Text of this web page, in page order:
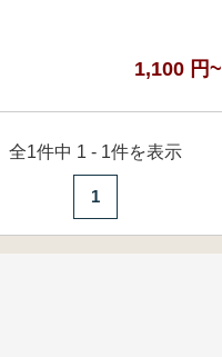
1,100 円~
全1件中 1 - 1件を表示
1